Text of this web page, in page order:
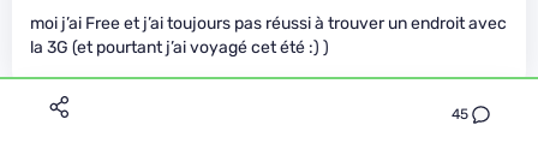
45
moi j’ai Free et j’ai toujours pas réussi à trouver un endroit avec
la 3G (et pourtant j’ai voyagé cet été :) )